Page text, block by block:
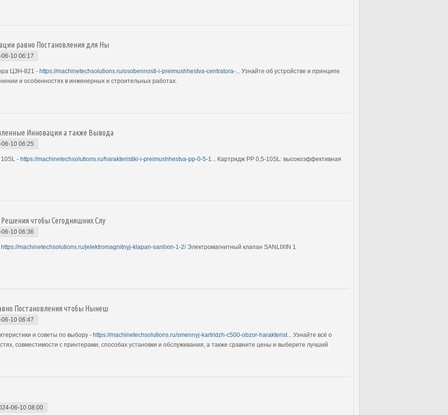
равно Постановления для Ны
06-10 06:17
ЦЗН-821 - https://machinetechsolutions.ru/osobennosti-i-preimushhestva-centratora-...
Узнайте об устройстве и принципе
и особенностях в инженерных и строительных работах.
Инновации а также Вывода
06-10 06:25
- https://machinetechsolutions.ru/harakteristiki-i-preimushhestva-pp-0-5-1...
Картридж PP 0,5-10SL: высокоэффективная
Решения чтобы Сегодняшних Слу
06-10 06:36
https://machinetechsolutions.ru/jelektromagnitnyj-klapan-sanlixin-1-2/Электромагнитный клапан SANLIXIN 1
Постановления чтобы Нынеш
06-10 06:47
и советы по выбору - https://machinetechsolutions.ru/smennyj-kartridzh-c500-obzor-harakterist...
Узнайте всё о
совместимости с принтерами, способах установки и обслуживания, а также сравните цены и выберите лучший
06-10 08:00